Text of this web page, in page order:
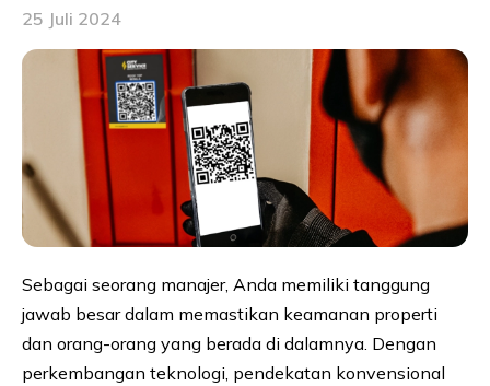
25 Juli 2024
Sebagai seorang manajer, Anda memiliki tanggung
jawab besar dalam memastikan keamanan properti
dan orang-orang yang berada di dalamnya. Dengan
perkembangan teknologi, pendekatan konvensional